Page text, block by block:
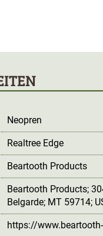
Neopren
Realtree Edge
Beartooth Products
Beartooth Products;
Belgarde; MT 59714;
https://